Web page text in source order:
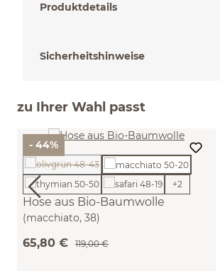
Produktdetails
Sicherheitshinweise
zu Ihrer Wahl passt
- 44%
Hose aus Bio-Baumwolle
(macchiato, 38)
(Diese Option ist zurzeit nicht verfügbar.)
+2
65,80 € 119,00 €